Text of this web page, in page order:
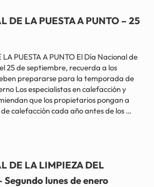
DE LA PUESTA A PUNTO – 25
PUESTA A PUNTO El Día Nacional de
25 de septiembre, recuerda a los
prepararse para la temporada de
Los especialistas en calefacción y
que los propietarios pongan a
calefacción cada año antes de los …
DE LA PUESTA A PUNTO – 25 de septiembre
DE LA LIMPIEZA DEL
Segundo lunes de enero